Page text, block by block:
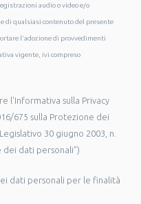
audio o video e/o
di qualsiasi contenuto del presente
l'adozione di provvedimenti
vigente, ivi compreso
l'Informativa sulla Privacy
675 sulla Protezione dei
30 giugno 2003, n.
dei dati personali”)
dati personali per le finalità